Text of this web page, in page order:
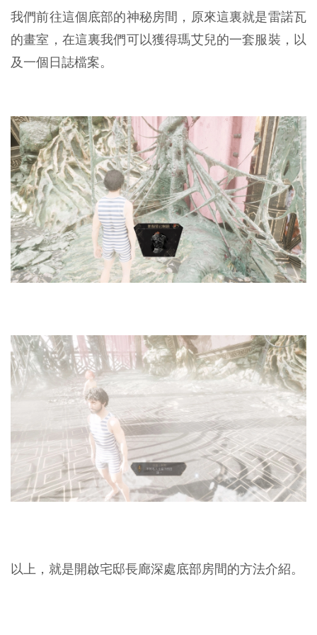
我們前往這個底部的神秘房間，原來這裏就是雷諾瓦
的畫室，在這裏我們可以獲得瑪艾兒的一套服裝，以
及一個日誌檔案。
以上，就是開啟宅邸長廊深處底部房間的方法介紹。